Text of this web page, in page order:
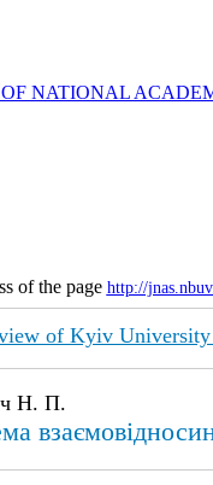
NATIONAL
of the page http://
of Kyiv
Н. П.